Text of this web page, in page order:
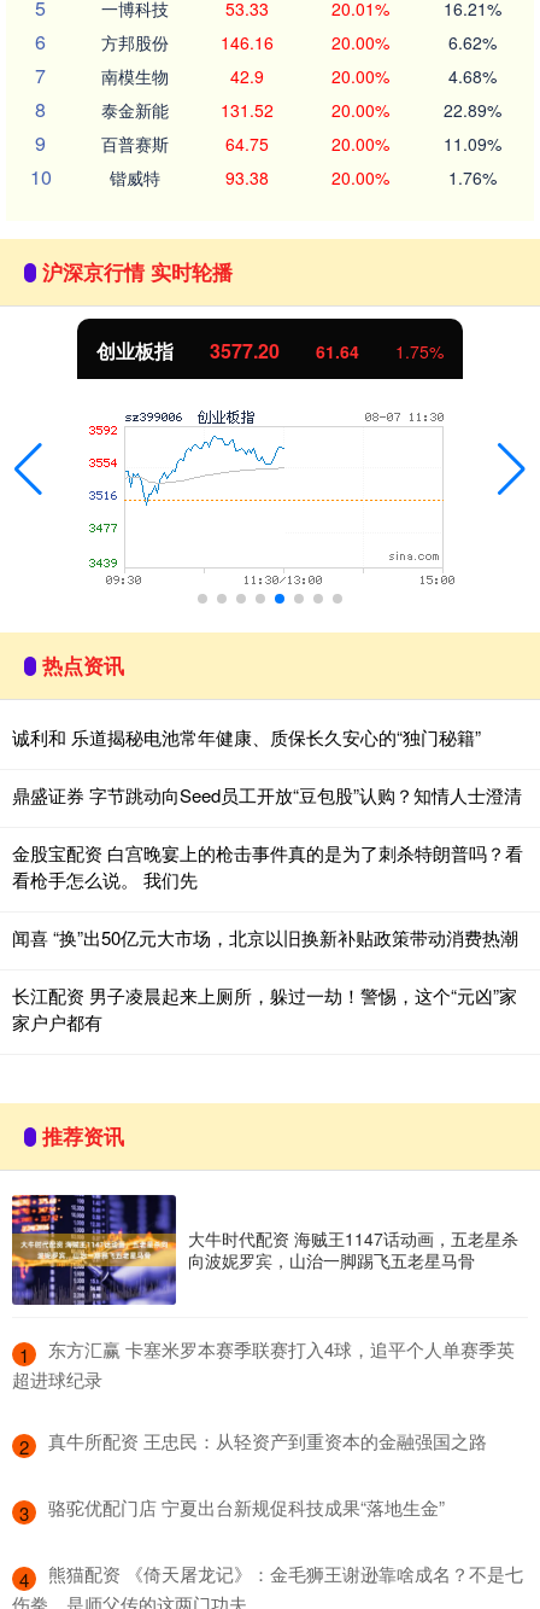
5 一博科技 53.33 20.01% 16.21%
6 方邦股份 146.16 20.00% 6.62%
7 南模生物 42.9 20.00% 4.68%
8 泰金新能 131.52 20.00% 22.89%
9 百普赛斯 64.75 20.00% 11.09%
10 锴威特 93.38 20.00% 1.76%
沪深京行情 实时轮播
创业板指 3577.20 61.64 1.75%
热点资讯
诚利和 乐道揭秘电池常年健康、质保长久安心的“独门秘籍”
鼎盛证券 字节跳动向Seed员工开放“豆包股”认购？知情人士澄清
金股宝配资 白宫晚宴上的枪击事件真的是为了刺杀特朗普吗？看
看枪手怎么说。 我们先
闻喜 “换”出50亿元大市场，北京以旧换新补贴政策带动消费热潮
长江配资 男子凌晨起来上厕所，躲过一劫！警惕，这个“元凶”家
家户户都有
推荐资讯
大牛时代配资 海贼王1147话动画，五老星杀
向波妮罗宾，山治一脚踢飞五老星马骨
1
​东方汇赢 卡塞米罗本赛季联赛打入4球，追平个人单赛季英
超进球纪录
2 ​真牛所配资 王忠民：从轻资产到重资本的金融强国之路
3 ​骆驼优配门店 宁夏出台新规促科技成果“落地生金”
4
​熊猫配资 《倚天屠龙记》：金毛狮王谢逊靠啥成名？不是七
伤拳，是师父传的这两门功夫